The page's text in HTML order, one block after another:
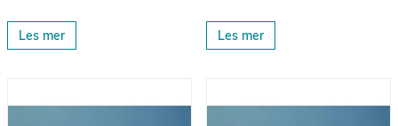
Les mer Les mer